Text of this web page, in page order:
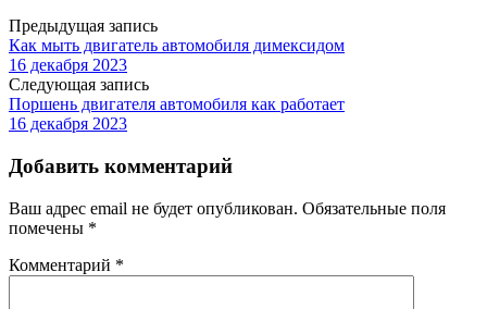
Предыдущая запись
Как мыть двигатель автомобиля димексидом
16 декабря 2023
Следующая запись
Поршень двигателя автомобиля как работает
16 декабря 2023
Добавить комментарий
Ваш адрес email не будет опубликован. Обязательные поля
помечены *
Комментарий *